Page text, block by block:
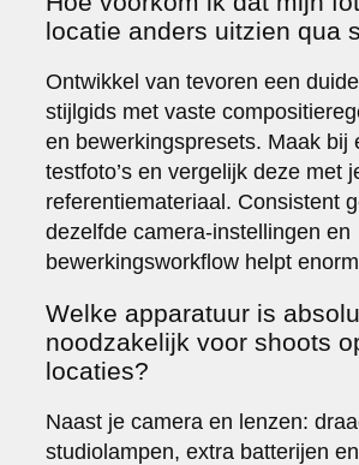
locatie anders uitzien qua
Ontwikkel van tevoren een
stijlgids met vaste
en bewerkingspresets. Maak bij
testfoto’s en vergelijk deze met
referentiemateriaal. Consistent
dezelfde camera-instellingen en
bewerkingsworkflow helpt
Welke apparatuur is
noodzakelijk voor shoots
locaties?
Naast je camera en lenzen:
studiolampen, extra batterijen en